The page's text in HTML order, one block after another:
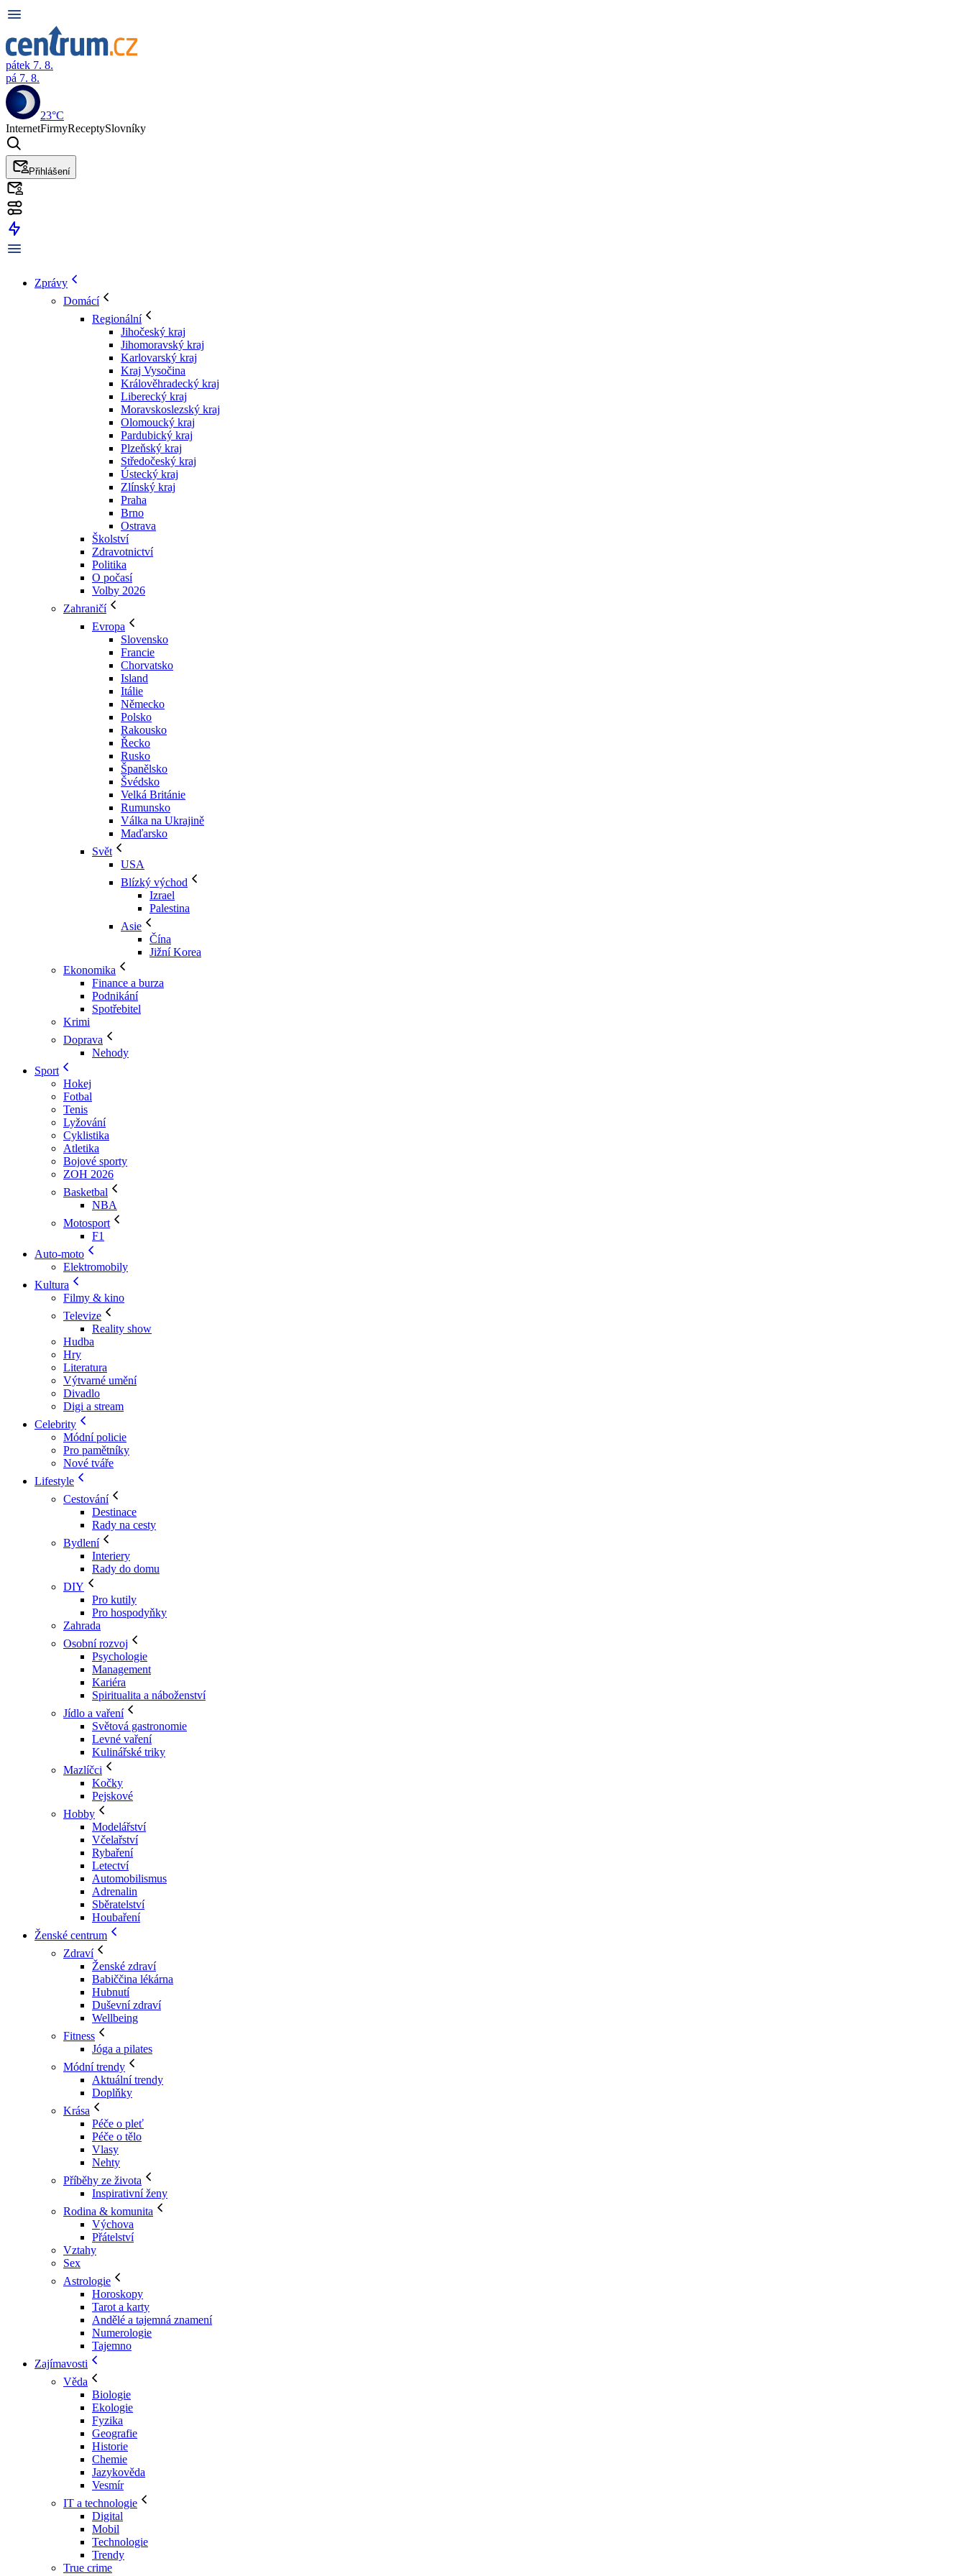
pátek 7. 8.
pá 7. 8.
23°C
InternetFirmyReceptySlovníky
Přihlášení
Zprávy
Domácí
Regionální
Jihočeský kraj
Jihomoravský kraj
Karlovarský kraj
Kraj Vysočina
Králověhradecký kraj
Liberecký kraj
Moravskoslezský kraj
Olomoucký kraj
Pardubický kraj
Plzeňský kraj
Středočeský kraj
Ústecký kraj
Zlínský kraj
Praha
Brno
Ostrava
Školství
Zdravotnictví
Politika
O počasí
Volby 2026
Zahraničí
Evropa
Slovensko
Francie
Chorvatsko
Island
Itálie
Německo
Polsko
Rakousko
Řecko
Rusko
Španělsko
Švédsko
Velká Británie
Rumunsko
Válka na Ukrajině
Maďarsko
Svět
USA
Blízký východ
Izrael
Palestina
Asie
Čína
Jižní Korea
Ekonomika
Finance a burza
Podnikání
Spotřebitel
Krimi
Doprava
Nehody
Sport
Hokej
Fotbal
Tenis
Lyžování
Cyklistika
Atletika
Bojové sporty
ZOH 2026
Basketbal
NBA
Motosport
F1
Auto-moto
Elektromobily
Kultura
Filmy & kino
Televize
Reality show
Hudba
Hry
Literatura
Výtvarné umění
Divadlo
Digi a stream
Celebrity
Módní policie
Pro pamětníky
Nové tváře
Lifestyle
Cestování
Destinace
Rady na cesty
Bydlení
Interiery
Rady do domu
DIY
Pro kutily
Pro hospodyňky
Zahrada
Osobní rozvoj
Psychologie
Management
Kariéra
Spiritualita a náboženství
Jídlo a vaření
Světová gastronomie
Levné vaření
Kulinářské triky
Mazlíčci
Kočky
Pejskové
Hobby
Modelářství
Včelařství
Rybaření
Letectví
Automobilismus
Adrenalin
Sběratelství
Houbaření
Ženské centrum
Zdraví
Ženské zdraví
Babiččina lékárna
Hubnutí
Duševní zdraví
Wellbeing
Fitness
Jóga a pilates
Módní trendy
Aktuální trendy
Doplňky
Krása
Péče o pleť
Péče o tělo
Vlasy
Nehty
Příběhy ze života
Inspirativní ženy
Rodina & komunita
Výchova
Přátelství
Vztahy
Sex
Astrologie
Horoskopy
Tarot a karty
Andělé a tajemná znamení
Numerologie
Tajemno
Zajímavosti
Věda
Biologie
Ekologie
Fyzika
Geografie
Historie
Chemie
Jazykověda
Vesmír
IT a technologie
Digital
Mobil
Technologie
Trendy
True crime